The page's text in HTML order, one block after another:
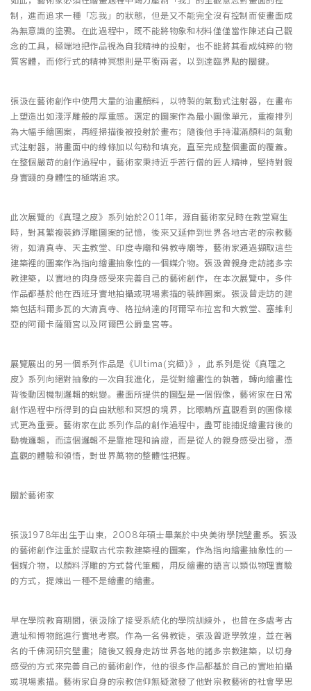
制，進而追求一種「忘我」的狀態，但是又不能完全沒有控制而使畫面成
為無意識的塗鴉。在此過程中，既不能將物象和材料僅僅當作陳述自己觀
念的工具，極端地把作品視為自我精神的投射，也不能將其看成純粹的物
質客體，而修行式的精神冥想則是平衡兩者，以到達臨界點的關鍵。
張汲在藝術創作中使用大量的油畫顏料，以特製的氣動式注射器，在畫布
上塑造出如淺浮雕般的厚重感。選定的圖案作為最小圖像單元，重複排列
為大幅手繪圖案，再經掃描後被投射於畫布；隨後他手持灌滿顏料的氣動
式注射器，將畫面中的線條加以勾勒和填充，直至完成整個畫面的覆蓋。
在整個嚴苛的創作過程中，藝術家秉持近乎苦行僧的匠人精神，堅持對親
身實踐的身體性的極端追求。
此次展覽的《真理之皮》系列始於2011年，源自藝術家兒時在教堂寫生
時，對其繁複裝飾浮雕圖案的記憶，後來又延伸到世界各地古老的宗教藝
術，如清真寺、天主教堂、印度寺廟和佛教寺廟等，藝術家通過擷取這些
建築裡的圖案作為指向繪畫抽象性的一個媒介物。張汲曾親身走訪諸多宗
教建築，以實地的肉身感受來完善自己的藝術創作，在本次展覽中，多件
作品都基於他在西班牙實地拍攝或現場素描的裝飾圖案。張汲曾走訪的建
築包括科爾多瓦的大清真寺、格拉納達的阿爾罕布拉宮和大教堂、塞維利
亞的阿爾卡薩爾宮以及阿爾巴公爵皇宮等。
展覽展出的另一個系列作品是《Ultima(究極)》，此系列是從《真理之
皮》系列向絕對抽象的一次自我進化，是從對繪畫性的執著，轉向繪畫性
背後動因機制邏輯的蛻變。畫面所提供的圖型是一個假像，藝術家在日常
創作過程中所得到的自由狀態和冥想的境界，比眼睛所直觀看到的圖像樣
式更為重要。藝術家在此系列作品的創作過程中，盡可能捕捉繪畫背後的
動機邏輯，而這個邏輯不是靠推理和論證，而是從人的親身感受出發，憑
直觀的體驗和領悟，對世界萬物的整體性把握。
關於藝術家
張汲1978年出生于山東，2008年碩士畢業於中央美術學院壁畫系。張汲
的藝術創作注重於提取古代宗教建築裡的圖案，作為指向繪畫抽象性的一
個媒介物，以顏料浮雕的方式替代筆觸，用反繪畫的語言以類似物理實驗
的方式，提煉出一種不是繪畫的繪畫。
早在學院教育期間，張汲除了接受系統化的學院訓練外，也曾在多處考古
遺址和博物館進行實地考察。作為一名佛教徒，張汲曾遊學敦煌，並在著
名的千佛洞研究壁畫；隨後又親身走訪世界各地的諸多宗教建築，以切身
感受的方式來完善自己的藝術創作，他的很多作品都基於自己的實地拍攝
或現場素描。藝術家自身的宗教信仰無疑激發了他對宗教藝術的社會學思